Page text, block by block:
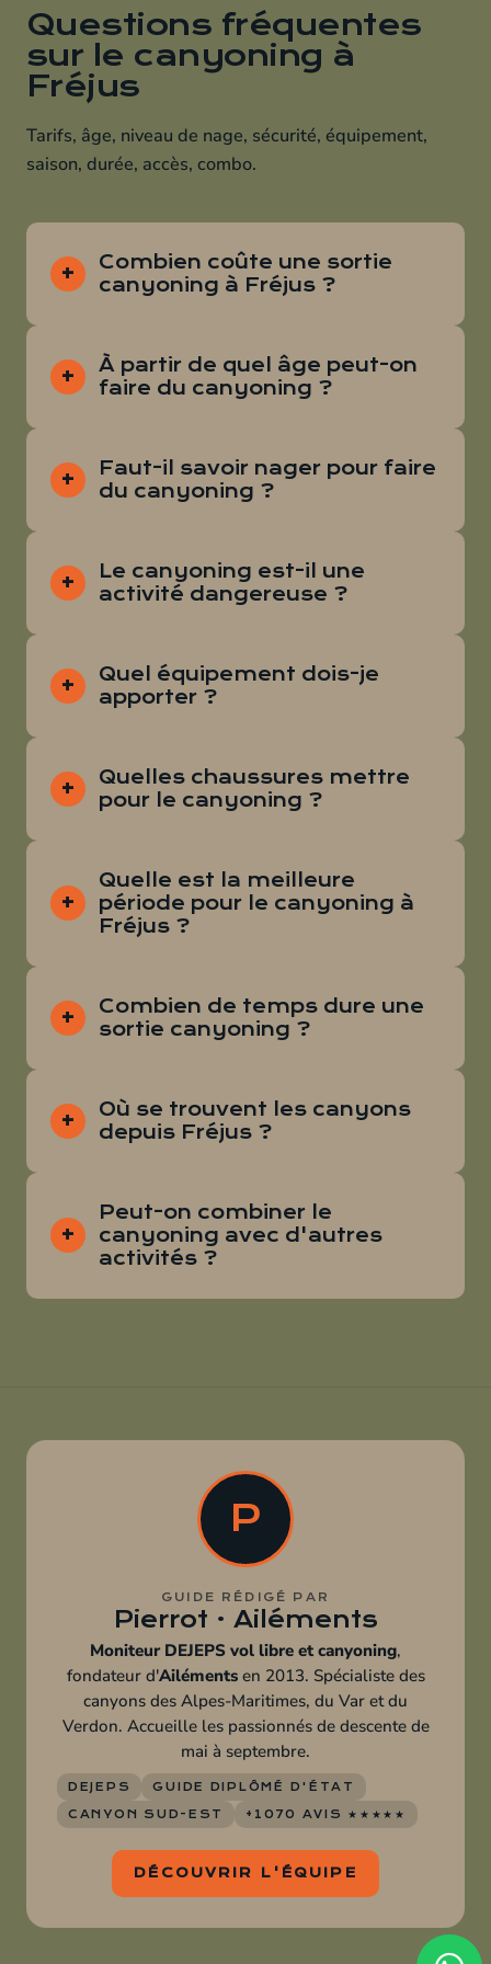
Questions fréquentes
sur le canyoning à
Fréjus
Tarifs, âge, niveau de nage, sécurité, équipement,
saison, durée, accès, combo.
Combien coûte une sortie
canyoning à Fréjus ?
À partir de quel âge peut-on
faire du canyoning ?
Faut-il savoir nager pour faire
du canyoning ?
Le canyoning est-il une
activité dangereuse ?
Quel équipement dois-je
apporter ?
Quelles chaussures mettre
pour le canyoning ?
Quelle est la meilleure
période pour le canyoning à
Fréjus ?
Combien de temps dure une
sortie canyoning ?
Où se trouvent les canyons
depuis Fréjus ?
Peut-on combiner le
canyoning avec d'autres
activités ?
P
GUIDE RÉDIGÉ PAR
Pierrot · Ailéments
Moniteur DEJEPS vol libre et canyoning,
fondateur d'Ailémentsen 2013. Spécialiste des
canyons des Alpes-Maritimes, du Var et du
Verdon. Accueille les passionnés de descente de
mai à septembre.
DEJEPS
GUIDE DIPLÔMÉ D'ÉTAT
CANYON SUD-EST
+1070 AVIS ★★★★★
DÉCOUVRIR L'ÉQUIPE